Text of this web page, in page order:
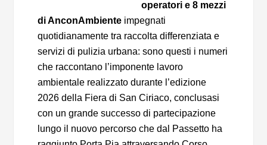
operatori e 8 mezzi
di AnconAmbiente impegnati
quotidianamente tra raccolta differenziata e
servizi di pulizia urbana: sono questi i numeri
che raccontano l’imponente lavoro
ambientale realizzato durante l’edizione
2026 della Fiera di San Ciriaco, conclusasi
con un grande successo di partecipazione
lungo il nuovo percorso che dal Passetto ha